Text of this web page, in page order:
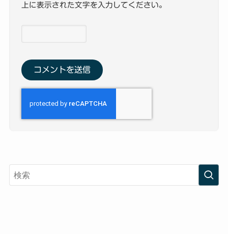
上に表示された文字を入力してください。